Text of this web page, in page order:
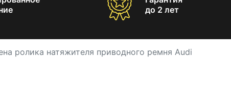
до 2 лет
ролика натяжителя приводного ремня Audi